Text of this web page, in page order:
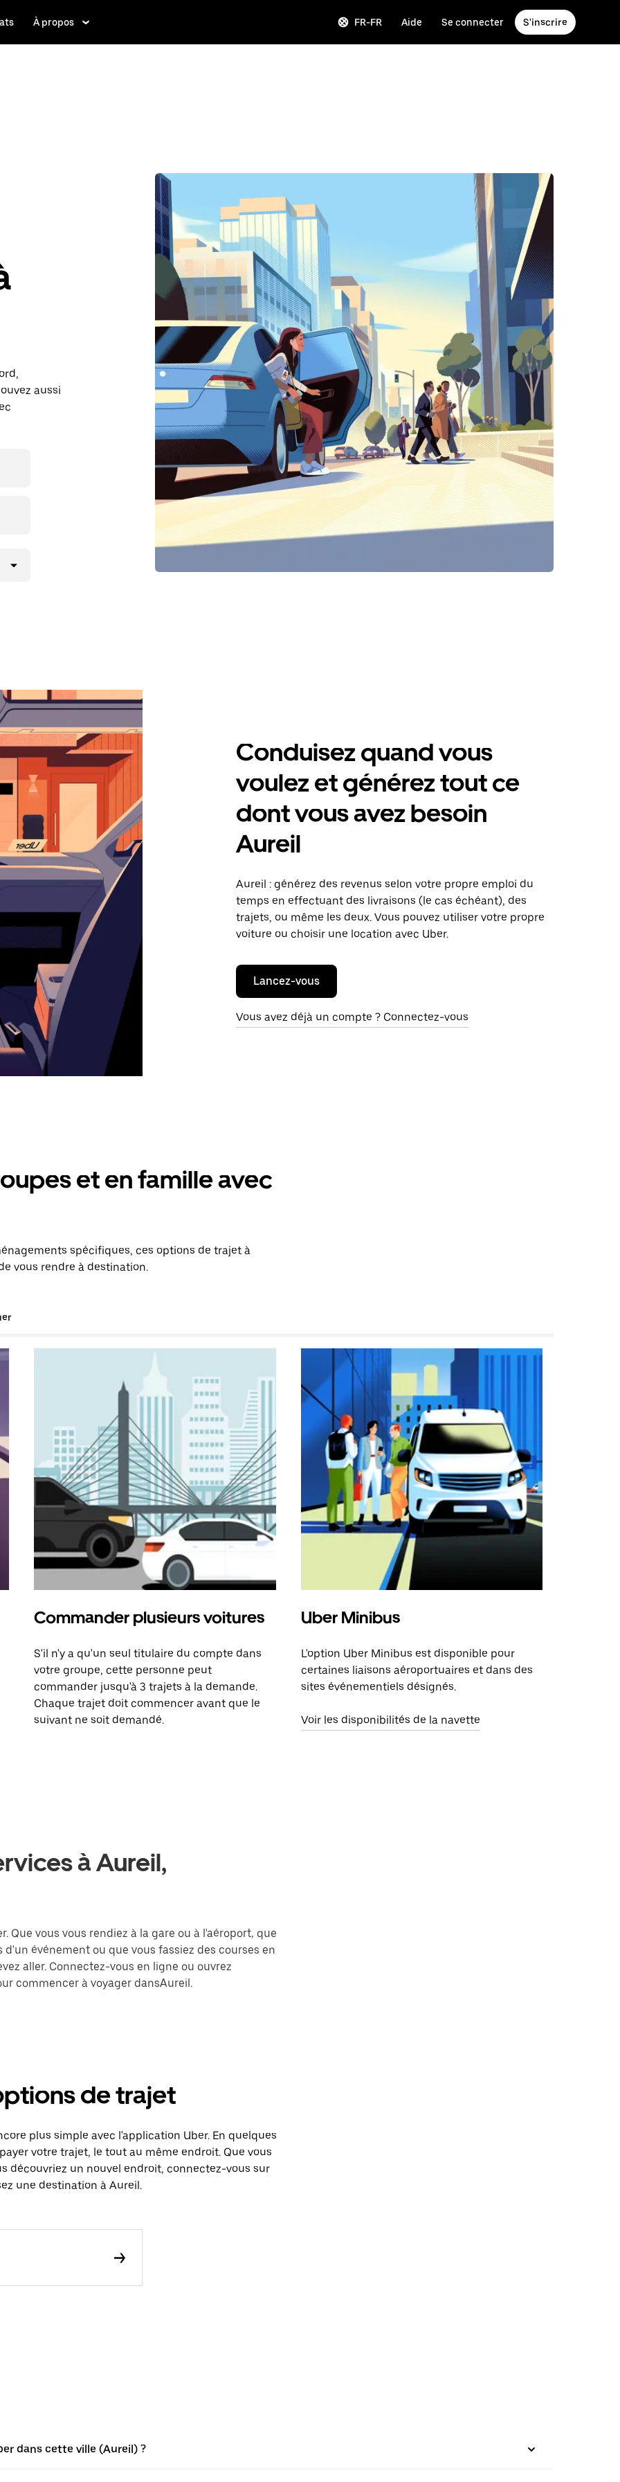
À propos FR-FR Aide Se connecter S'inscrire
aussi
Conduisez quand vous
voulez et générez tout ce
dont vous avez besoin
Aureil
Aureil : générez des revenus selon votre propre emploi du
temps en effectuant des livraisons (le cas échéant), des
trajets, ou même les deux. Vous pouvez utiliser votre propre
voiture ou choisir une location avec Uber.
Lancez-vous
Vous avez déjà un compte ? Connectez-vous
et en famille avec
spécifiques, ces options de trajet à
vous rendre à destination.
Commander plusieurs voitures
S'il n'y a qu'un seul titulaire du compte dans
votre groupe, cette personne peut
commander jusqu'à 3 trajets à la demande.
Chaque trajet doit commencer avant que le
suivant ne soit demandé.
Uber Minibus
L'option Uber Minibus est disponible pour
certaines liaisons aéroportuaires et dans des
sites événementiels désignés.
Voir les disponibilités de la navette
à Aureil,
Que vous vous rendiez à la gare ou à l'aéroport, que
événement ou que vous fassiez des courses en
aller. Connectez-vous en ligne ou ouvrez
commencer à voyager dansAureil.
de trajet
plus simple avec l'application Uber. En quelques
votre trajet, le tout au même endroit. Que vous
découvriez un nouvel endroit, connectez-vous sur
une destination à Aureil.
dans cette ville (Aureil) ?